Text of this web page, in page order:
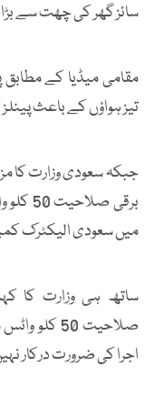
سائز گھر کی چھت سے بڑا
مقامی میڈیا کے
تیز ہواؤں کے باعث
جبکہ سعودی وزارت کا
برقی
میں سعودی الیکٹرک
ساتھ ہی وزارت کا
صلاحیت
اجرا کی ضرورت درکار